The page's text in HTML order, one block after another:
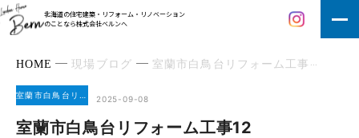
北海道の住宅建築・リフォーム・リノベーション
のことなら株式会社ベルンへ
HOME 現場ブログ 室蘭市白鳥台リフォーム工事
室蘭市白鳥台リフォーム工事 2025-09-08
室蘭市白鳥台リフォーム工事12